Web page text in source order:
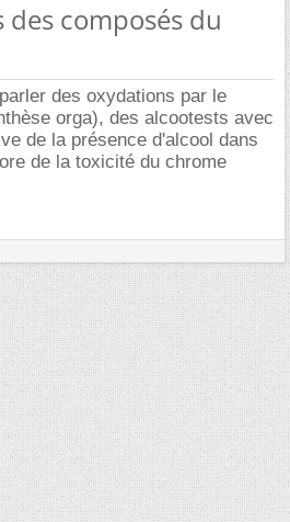
des composés du
des oxydations par le
orga), des alcootests avec
de la présence d'alcool dans
de la toxicité du chrome